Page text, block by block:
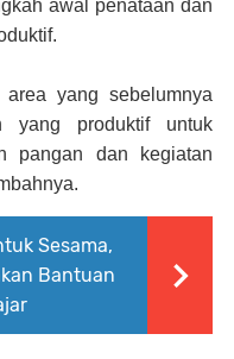
awal penataan dan
area yang sebelumnya
yang produktif untuk
pangan dan kegiatan
Sesama,
Bantuan